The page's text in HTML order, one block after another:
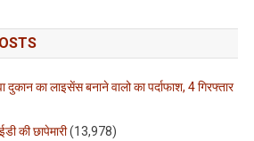
दुकान का लाइसेंस बनाने वालो का पर्दाफाश, 4 गिरफ्तार
की छापेमारी(13,978)